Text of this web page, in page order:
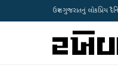
ઉત્તર ગુજરાતનું લોકપ્રિય